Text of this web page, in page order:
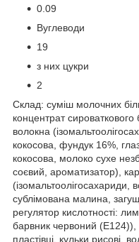
0.09
Вуглеводи
19
з них цукри
2
Склад: суміш молочних
концентрат сироваткового
волокна
кокосова, фундук 16%,
кокосова, молоко сухе
соєвий, ароматизатор),
(ізомальтоолігосахариди,
сублімована малина,
регулятор кислотності:
барвник червоний (Е124)),
пластівці, кульки рисові,